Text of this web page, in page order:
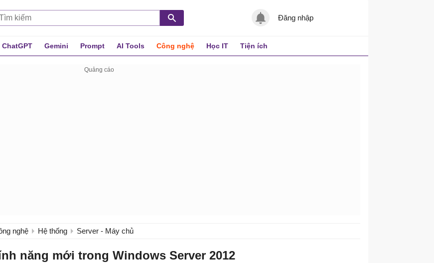
Đăng nhập
ChatGPT Gemini Prompt AI Tools Công nghệ Học IT Tiện ích
nghệ Hệ thống Server - Máy chủ
năng mới trong Windows Server 2012